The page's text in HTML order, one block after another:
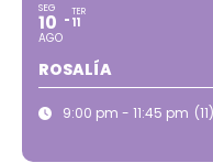
SEG
10
AGO
TER
11
ROSALÍA
9:00 pm - 11:45 pm (11)